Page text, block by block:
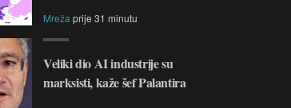
Mreža prije 31 minutu
Veliki dio AI industrije su
marksisti, kaže šef Palantira